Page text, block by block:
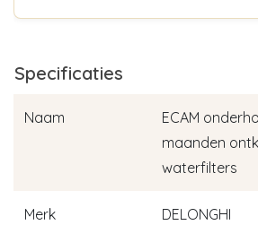
Specificaties
Naam
ECAM
maanden
waterfilters
Merk DELONGHI